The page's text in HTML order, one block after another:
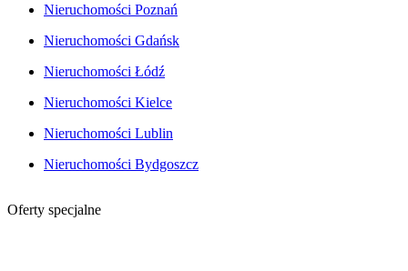
Nieruchomości Poznań
Nieruchomości Gdańsk
Nieruchomości Łódź
Nieruchomości Kielce
Nieruchomości Lublin
Nieruchomości Bydgoszcz
Oferty specjalne